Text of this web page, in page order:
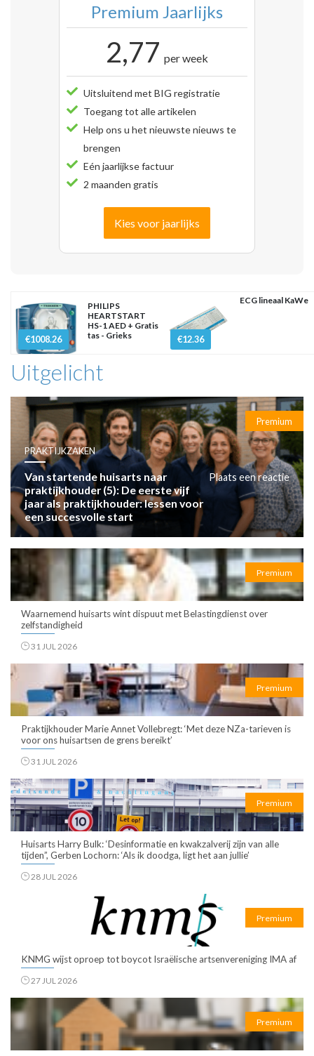
Premium Jaarlijks
2,77 per week
Uitsluitend met BIG registratie
Toegang tot alle artikelen
Help ons u het nieuwste nieuws te
brengen
Eén jaarlijkse factuur
2 maanden gratis
Kies voor jaarlijks
€1008.26
PHILIPS
HEARTSTART
HS-1 AED + Gratis
tas - Grieks
€12.36
ECG lineaal KaWe
Uitgelicht
Premium
PRAKTIJKZAKEN
Van startende huisarts naar
praktijkhouder (5): De eerste vijf
jaar als praktijkhouder: lessen voor
een succesvolle start
Plaats een reactie
Premium
Waarnemend huisarts wint dispuut met Belastingdienst over
zelfstandigheid
31 JUL 2026
Premium
Praktijkhouder Marie Annet Vollebregt: ‘Met deze NZa-tarieven is
voor ons huisartsen de grens bereikt’
31 JUL 2026
Premium
Huisarts Harry Bulk: ‘Desinformatie en kwakzalverij zijn van alle
tijden”, Gerben Lochorn: ‘Als ik doodga, ligt het aan jullie’
28 JUL 2026
Premium
KNMG wijst oproep tot boycot Israëlische artsenvereniging IMA af
27 JUL 2026
Premium